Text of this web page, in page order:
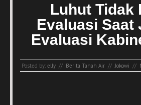
Luhut Tidak
Evaluasi Saat
Evaluasi
Posted by: elly // Berita Tanah Air // Jokowi //